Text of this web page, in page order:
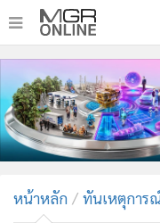
• ทันเหตุการณ์
• ภาคใต้
• ภูมิภาค
• บันเทิง
หน้าหลัก ทันเหตุการ